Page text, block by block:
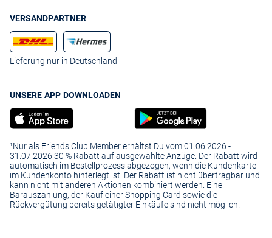
VERSANDPARTNER
Lieferung nur in Deutschland
UNSERE APP DOWNLOADEN
¹Nur als Friends Club Member erhältst Du vom 01.06.2026 -
31.07.2026 30 % Rabatt auf ausgewählte Anzüge. Der Rabatt wird
automatisch im Bestellprozess abgezogen, wenn die Kundenkarte
im Kundenkonto hinterlegt ist. Der Rabatt ist nicht übertragbar und
kann nicht mit anderen Aktionen kombiniert werden. Eine
Barauszahlung, der Kauf einer Shopping Card sowie die
Rückvergütung bereits getätigter Einkäufe sind nicht möglich.